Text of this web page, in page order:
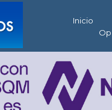
Inicio